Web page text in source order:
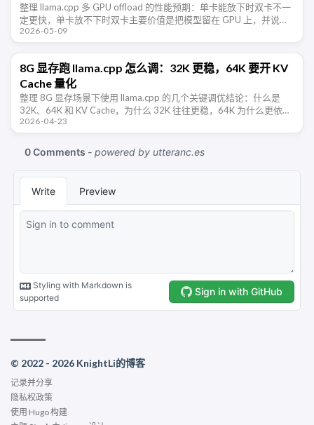
整理 llama.cpp 多 GPU offload 的性能预期：单卡能放下时双卡不一
定更快，单卡放不下时双卡主要价值是把模型留在 GPU 上，并说明
V100 PCIe 与 NVLink 对性能的影 …
2026-05-09
8G 显存跑 llama.cpp 怎么调：32K 更稳，64K 要开 KV
Cache 量化
整理 8G 显存场景下使用 llama.cpp 的几个关键调优结论：什么是
32K、64K 和 KV Cache，为什么 32K 往往更稳，64K 为什么更依赖
缓存量化，以及为什么一味拉高 CPU 线 …
2026-04-23
© 2022 - 2026 KnightLi的博客
记录并分享
隐私权政策
使用 Hugo构建